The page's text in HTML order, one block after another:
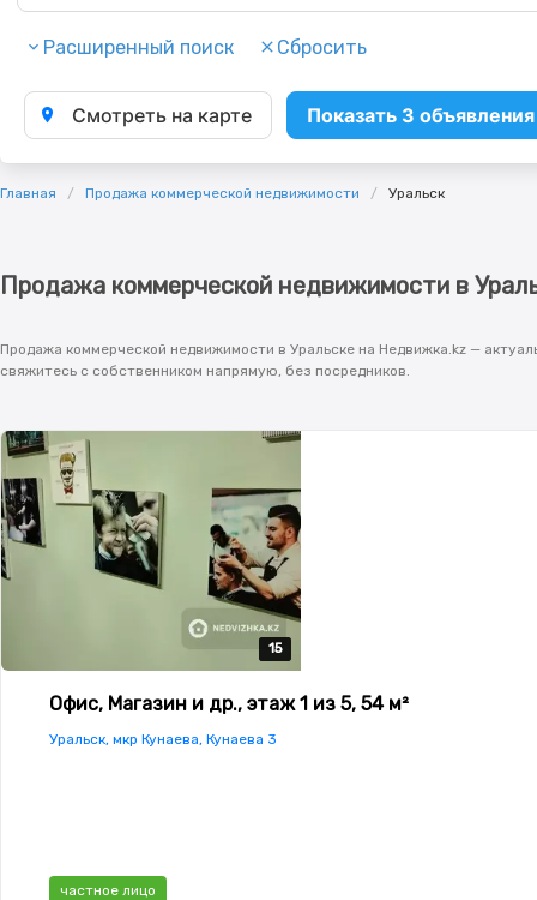
Расширенный поиск Сбросить
Смотреть на карте Показать 3 объявления
Главная Продажа коммерческой недвижимости Уральск
Продажа коммерческой недвижимости в
Продажа коммерческой недвижимости в Уральске на Недвижка.kz —
свяжитесь с собственником напрямую, без посредников.
15
15
15
15
15
Офис, Магазин и др., этаж 1 из 5, 54 м²
Уральск, мкр Кунаева, Кунаева 3
частное лицо